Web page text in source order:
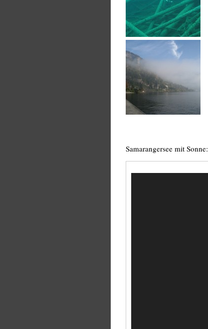
Samarangersee mit Sonne:
Video-